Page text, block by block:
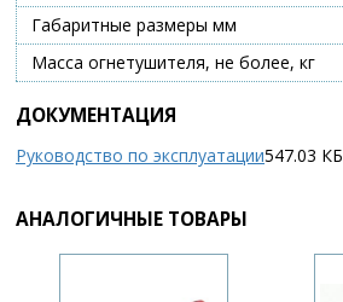
Габаритные размеры мм
Масса огнетушителя, не более, кг
ДОКУМЕНТАЦИЯ
Руководство по эксплуатации547.03 КБ
АНАЛОГИЧНЫЕ ТОВАРЫ